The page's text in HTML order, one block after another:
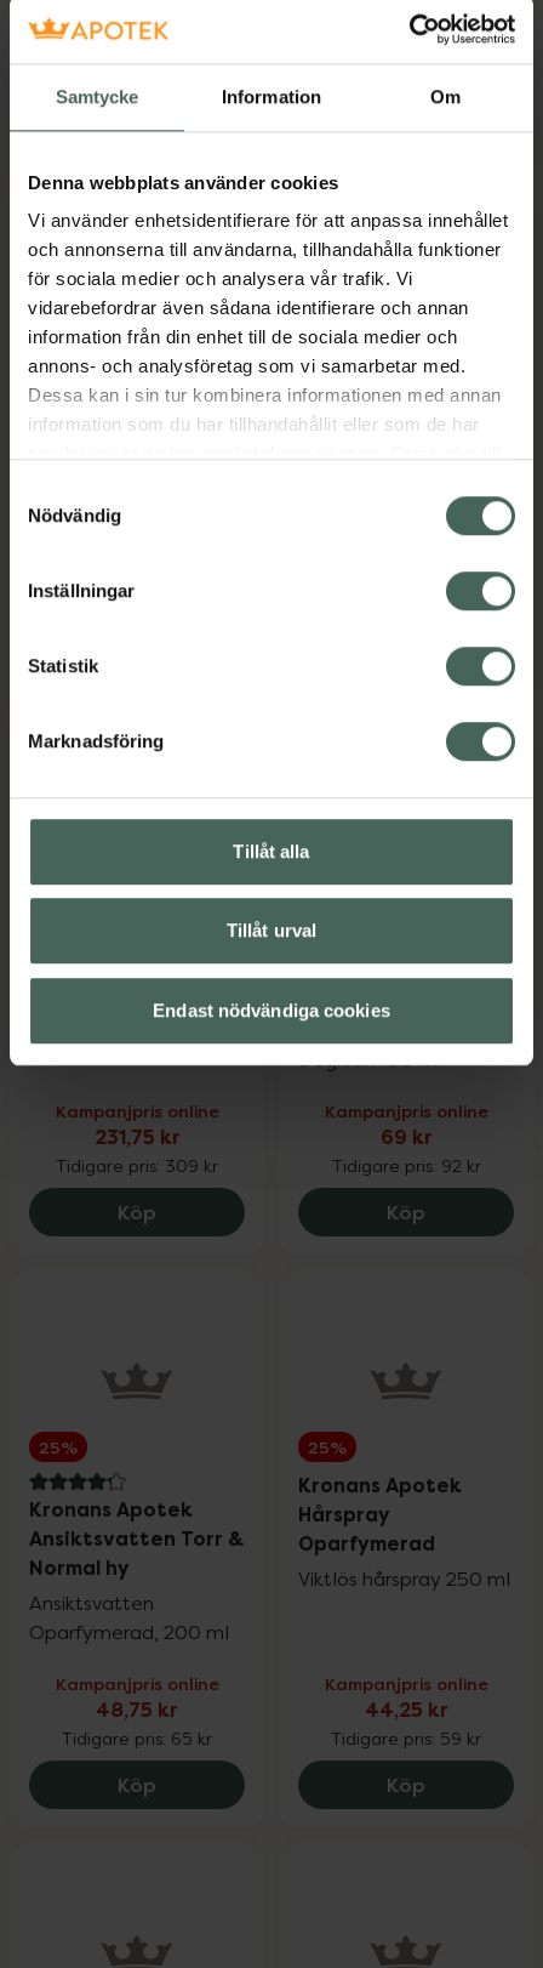
Samtycke Information Om
Denna webbplats använder cookies
Vi använder enhetsidentifierare för att anpassa innehållet
och annonserna till användarna, tillhandahålla funktioner
för sociala medier och analysera vår trafik. Vi
vidarebefordrar även sådana identifierare och annan
information från din enhet till de sociala medier och
annons- och analysföretag som vi samarbetar med.
Dessa kan i sin tur kombinera informationen med annan
information som du har tillhandahållit eller som de har
återkalla ditt samtycke via webbplatsens
cookieinställningar. Ett återkallat samtycke påverkar inte
lagligheten av behandling som skett innan återkallelsen.
Nödvändig
Inställningar
Statistik
Marknadsföring
Tillåt alla
Tillåt urval
Endast nödvändiga cookies
Kampanjpris online
162,75 kr
Tidigare pris:
KöpEskio-3 High Concentrated Omega-3,
Kampanjpris online
184,80 kr
Tidigare pris:231 kr
KöpProbi
20%
5 av 5 i omdöme
Holistic
Måltidsenzym
Kosttillskott
672,80 kr
Holistic Måltidsenzym, 672.8 kr.
20%
4.6 av 5 i omdöme
Original Silicea Hår,
hud & naglar
Kampanjpris online
219,20 kr
Original
25%
Eucerin Anti-Pigment
Kampanjpris online
231,75 kr
Tidigare pris: 309 kr
Köp Eucerin Anti-Pigment Day Care SPF30,
25%
Kronans Apotek
Cream
Dagkräm 50 ml
Kampanjpris online
69 kr
Tidigare pris: 92 kr
Köp Kronans
25%
4.2 av 5 i omdöme
Kronans Apotek
Ansiktsvatten Torr &
Normal hy
Ansiktsvatten
Oparfymerad, 200 ml
Kampanjpris online
48,75 kr
Tidigare pris: 65 kr
Köp Kronans Apotek Ansiktsvatten Torr &
25%
Kronans Apotek
Hårspray
Oparfymerad
Viktlös hårspray 250 ml
Kampanjpris online
44,25 kr
Tidigare pris: 59 kr
Köp Kronans